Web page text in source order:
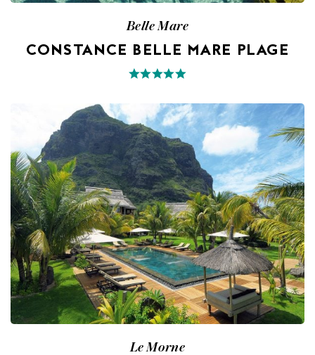
Belle Mare
CONSTANCE BELLE MARE PLAGE
Le Morne